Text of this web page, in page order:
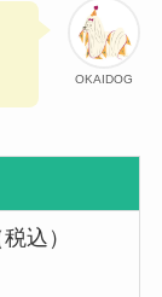
OKAIDOG
込）